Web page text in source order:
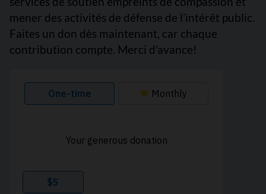
mener des activités de défense de l’intérêt public.
Faites un don dès maintenant, car chaque
contribution compte. Merci d’avance!